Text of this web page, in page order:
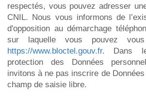
respectés, vous pouvez adresser
CNIL. Nous vous informons de
d'opposition au démarchage
sur laquelle vous pouvez
https://www.bloctel.gouv.fr. Dans
protection des Données
invitons à ne pas inscrire de
champ de saisie libre.